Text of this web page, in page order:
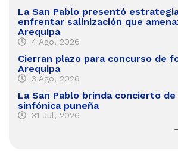
La San Pablo presentó
enfrentar salinización que
Arequipa
4 Ago, 2026
Cierran plazo para concurso de
Arequipa
3 Ago, 2026
La San Pablo brinda concierto de
sinfónica puneña
31 Jul, 2026